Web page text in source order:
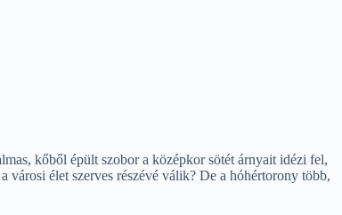
kőből épült szobor a középkor sötét árnyait idézi fel,
élet szerves részévé válik? De a hóhértorony több,